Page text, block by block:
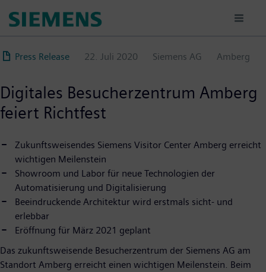
zum
Press Release
22. Juli 2020 Siemens AG Amberg
Digitales Besucherzentrum Amberg
feiert Richtfest
Zukunftsweisendes Siemens Visitor Center Amberg erreicht
wichtigen Meilenstein
Showroom und Labor für neue Technologien der
Automatisierung und Digitalisierung
Beeindruckende Architektur wird erstmals sicht- und
erlebbar
Eröffnung für März 2021 geplant
Das zukunftsweisende Besucherzentrum der Siemens AG am
Standort Amberg erreicht einen wichtigen Meilenstein. Beim